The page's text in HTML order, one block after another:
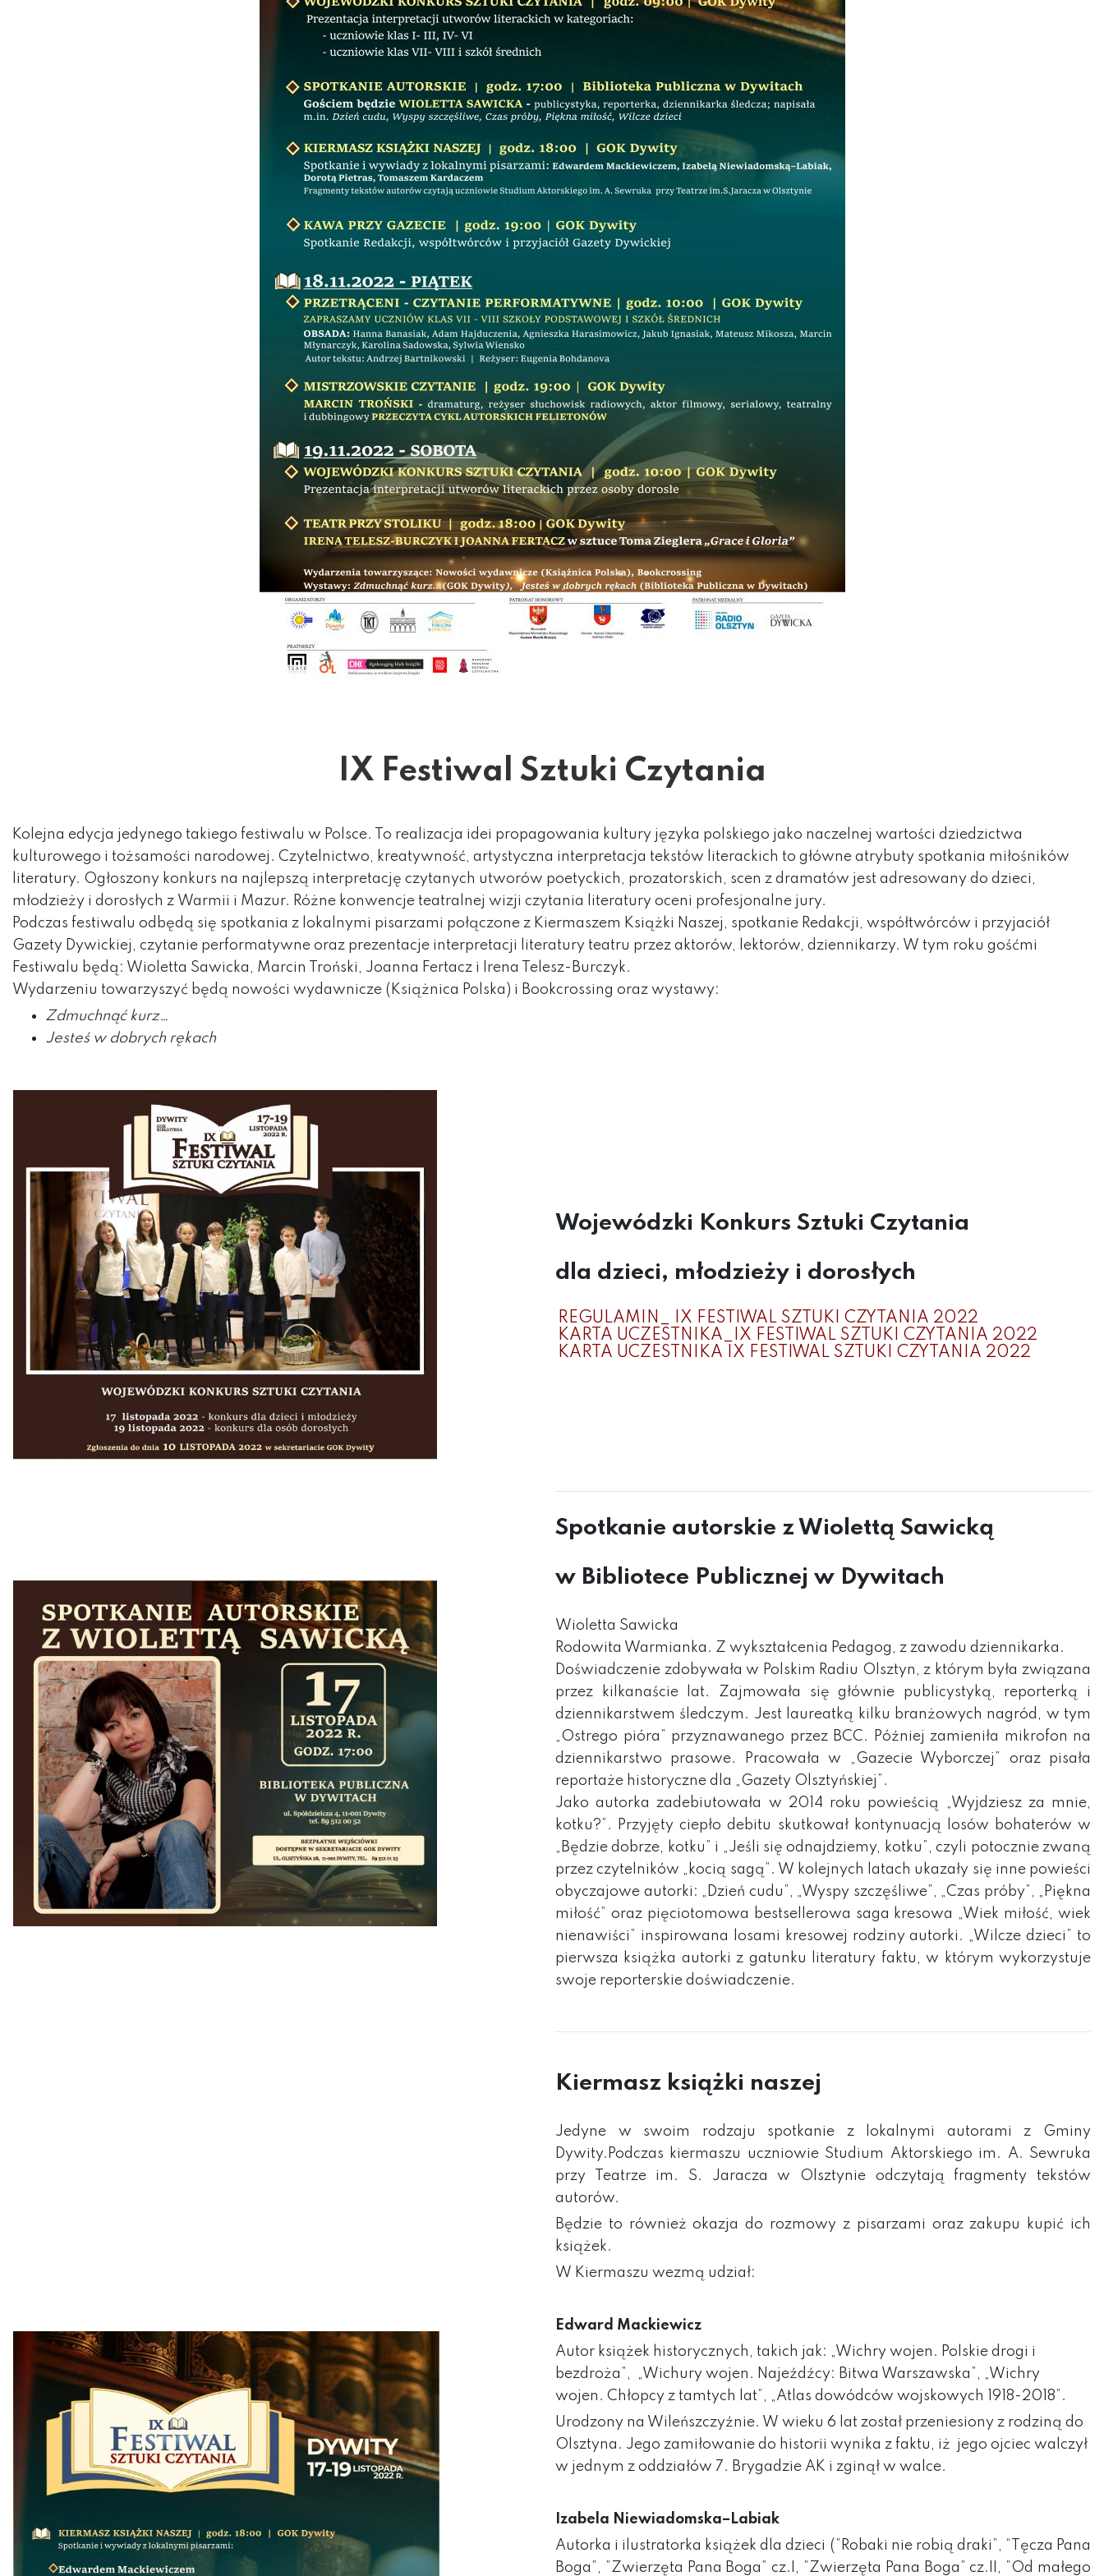
IX Festiwal Sztuki Czytania
Kolejna edycja jedynego takiego festiwalu w Polsce. To realizacja idei propagowania kultury języka polskiego jako naczelnej wartości dziedzictwa
kulturowego i tożsamości narodowej. Czytelnictwo, kreatywność, artystyczna interpretacja tekstów literackich to główne atrybuty spotkania miłośników
literatury. Ogłoszony konkurs na najlepszą interpretację czytanych utworów poetyckich, prozatorskich, scen z dramatów jest adresowany do dzieci,
młodzieży i dorosłych z Warmii i Mazur. Różne konwencje teatralnej wizji czytania literatury oceni profesjonalne jury.
Podczas festiwalu odbędą się spotkania z lokalnymi pisarzami połączone z Kiermaszem Książki Naszej, spotkanie Redakcji, współtwórców i przyjaciół
Gazety Dywickiej, czytanie performatywne oraz prezentacje interpretacji literatury teatru przez aktorów, lektorów, dziennikarzy. W tym roku gośćmi
Festiwalu będą: Wioletta Sawicka, Marcin Troński, Joanna Fertacz i Irena Telesz-Burczyk.
Wydarzeniu towarzyszyć będą nowości wydawnicze (Książnica Polska) i Bookcrossing oraz wystawy:
Zdmuchnąć kurz…
Jesteś w dobrych rękach
Wojewódzki Konkurs Sztuki Czytania
dla dzieci, młodzieży i dorosłych
REGULAMIN_ IX FESTIWAL SZTUKI CZYTANIA 2022
KARTA UCZESTNIKA_IX FESTIWAL SZTUKI CZYTANIA 2022
KARTA UCZESTNIKA IX FESTIWAL SZTUKI CZYTANIA 2022
Spotkanie autorskie z Wiolettą Sawicką
w Bibliotece Publicznej w Dywitach
Wioletta Sawicka
Rodowita Warmianka. Z wykształcenia Pedagog, z zawodu dziennikarka.
Doświadczenie zdobywała w Polskim Radiu Olsztyn, z którym była związana
przez kilkanaście lat. Zajmowała się głównie publicystyką, reporterką i
dziennikarstwem śledczym. Jest laureatką kilku branżowych nagród, w tym
„Ostrego pióra” przyznawanego przez BCC. Później zamieniła mikrofon na
dziennikarstwo prasowe. Pracowała w „Gazecie Wyborczej” oraz pisała
reportaże historyczne dla „Gazety Olsztyńskiej”.
Jako autorka zadebiutowała w 2014 roku powieścią „Wyjdziesz za mnie,
kotku?”. Przyjęty ciepło debitu skutkował kontynuacją losów bohaterów w
„Będzie dobrze, kotku” i „Jeśli się odnajdziemy, kotku”, czyli potocznie zwaną
przez czytelników „kocią sagą”. W kolejnych latach ukazały się inne powieści
obyczajowe autorki: „Dzień cudu”, „Wyspy szczęśliwe”, „Czas próby”, „Piękna
miłość” oraz pięciotomowa bestsellerowa saga kresowa „Wiek miłość, wiek
nienawiści” inspirowana losami kresowej rodziny autorki. „Wilcze dzieci” to
pierwsza książka autorki z gatunku literatury faktu, w którym wykorzystuje
swoje reporterskie doświadczenie.
Kiermasz książki naszej
Jedyne w swoim rodzaju spotkanie z lokalnymi autorami z Gminy
Dywity.Podczas kiermaszu uczniowie Studium Aktorskiego im. A. Sewruka
przy Teatrze im. S. Jaracza w Olsztynie odczytają fragmenty tekstów
autorów.
Będzie to również okazja do rozmowy z pisarzami oraz zakupu kupić ich
książek.
W Kiermaszu wezmą udział:
Edward Mackiewicz
Autor książek historycznych, takich jak: „Wichry wojen. Polskie drogi i
bezdroża”, „Wichury wojen. Najeźdźcy: Bitwa Warszawska”, „Wichry
wojen. Chłopcy z tamtych lat”, „Atlas dowódców wojskowych 1918-2018”.
Urodzony na Wileńszczyźnie. W wieku 6 lat został przeniesiony z rodziną do
Olsztyna. Jego zamiłowanie do historii wynika z faktu, iż jego ojciec walczył
w jednym z oddziałów 7. Brygadzie AK i zginął w walce.
Izabela Niewiadomska–Labiak
Autorka i ilustratorka książek dla dzieci (”Robaki nie robią draki”, “Tęcza Pana
Boga”, ”Zwierzęta Pana Boga” cz.I, ”Zwierzęta Pana Boga” cz.II, ”Od małego